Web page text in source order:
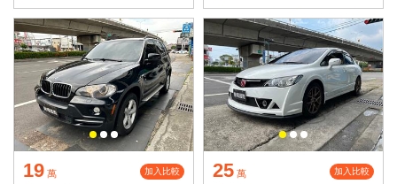
19 萬 加入比較 25 萬 加入比較